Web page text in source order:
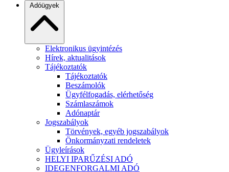
Adóügyek
Elektronikus ügyintézés
Hírek, aktualitások
Tájékoztatók
Tájékoztatók
Beszámolók
Ügyfélfogadás, elérhetőség
Számlaszámok
Adónaptár
Jogszabályok
Törvények, egyéb jogszabályok
Önkormányzati rendeletek
Ügyleírások
HELYI IPARŰZÉSI ADÓ
IDEGENFORGALMI ADÓ